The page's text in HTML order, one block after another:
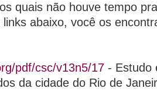
quais não houve tempo
abaixo, você os
pdf/csc/v13n5/17 - Estudo
da cidade do Rio de